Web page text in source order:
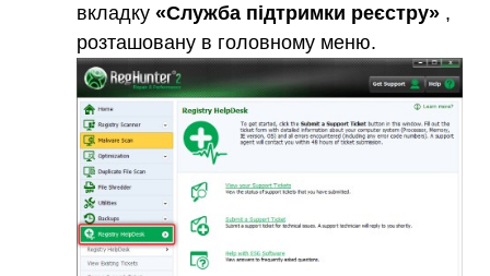
вкладку «Служба підтримки реєстру» ,
розташовану в головному меню.